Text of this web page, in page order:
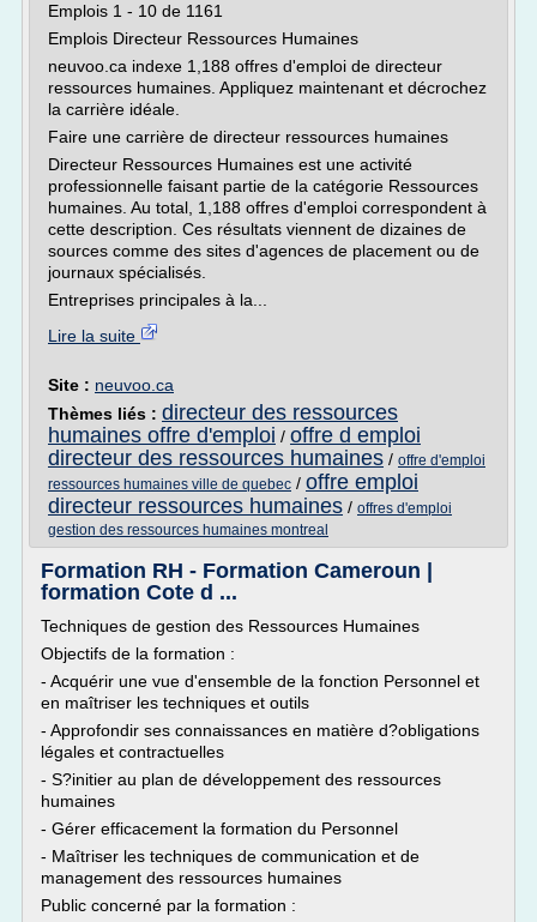
Emplois 1 - 10 de 1161
Emplois Directeur Ressources Humaines
neuvoo.ca indexe 1,188 offres d'emploi de directeur
ressources humaines. Appliquez maintenant et décrochez
la carrière idéale.
Faire une carrière de directeur ressources humaines
Directeur Ressources Humaines est une activité
professionnelle faisant partie de la catégorie Ressources
humaines. Au total, 1,188 offres d'emploi correspondent à
cette description. Ces résultats viennent de dizaines de
sources comme des sites d'agences de placement ou de
journaux spécialisés.
Entreprises principales à la...
Lire la suite
Site : neuvoo.ca
Thèmes liés : directeur des ressources
humaines offre d'emploi / offre d emploi
directeur des ressources humaines / offre d'emploi
ressources humaines ville de quebec / offre emploi
directeur ressources humaines / offres d'emploi
gestion des ressources humaines montreal
Formation RH - Formation Cameroun |
formation Cote d ...
Techniques de gestion des Ressources Humaines
Objectifs de la formation :
- Acquérir une vue d'ensemble de la fonction Personnel et
en maîtriser les techniques et outils
- Approfondir ses connaissances en matière d?obligations
légales et contractuelles
- S?initier au plan de développement des ressources
humaines
- Gérer efficacement la formation du Personnel
- Maîtriser les techniques de communication et de
management des ressources humaines
Public concerné par la formation :